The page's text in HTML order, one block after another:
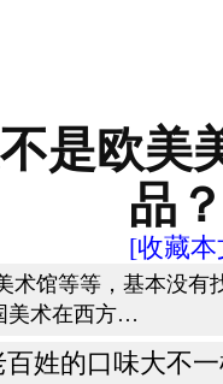
是欧美
品
[收藏
术馆等等，基本没
美术在西方…
姓的口味大不